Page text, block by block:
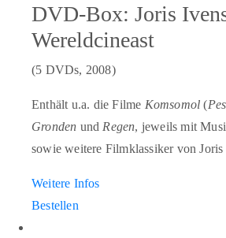
DVD-Box: Joris
Wereldcineast
(5 DVDs, 2008)
Enthält u.a. die Filme Komsomol (
Gronden und Regen, jeweils mit
sowie weitere Filmklassiker von Joris
Weitere Infos
Bestellen